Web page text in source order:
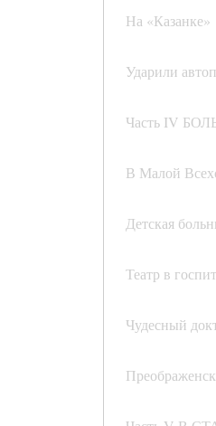
На «Казанке»
Ударили
Часть IV
В Малой
Детская
Театр в
Чудесный